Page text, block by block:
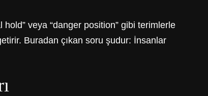
veya “danger position” gibi terimlerle
Buradan çıkan soru şudur: İnsanlar